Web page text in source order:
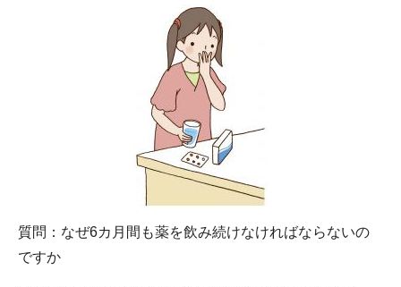
質問：なぜ6カ月間も薬を飲み続けなければならないの
ですか